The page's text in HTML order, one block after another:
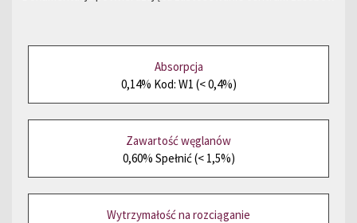
Absorpcja
0,14% Kod: W1 (< 0,4%)
Zawartość węglanów
0,60% Spełnić (< 1,5%)
Wytrzymałość na rozciąganie